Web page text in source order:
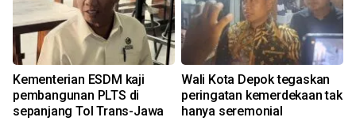
Kementerian ESDM kaji
pembangunan PLTS di
sepanjang Tol Trans-Jawa
Wali Kota Depok tegaskan
peringatan kemerdekaan tak
hanya seremonial